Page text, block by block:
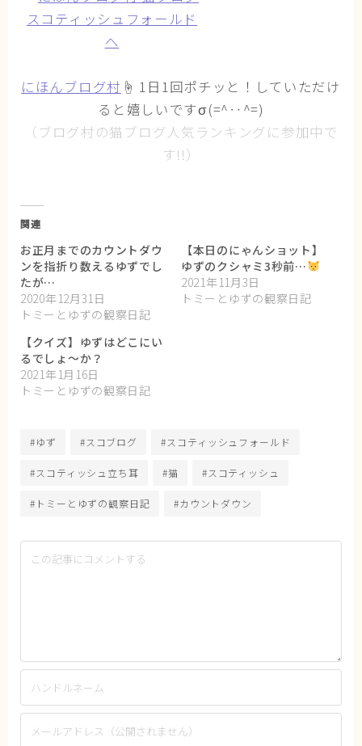
にほんブログ村 ☝ 1日1回ポチッと！していただけ
ると嬉しいですσ(=^‥^=)
（ブログ村の猫ブログ人気ランキングに参加中で
す!!）
関連
お正月までのカウントダウ
ンを指折り数えるゆずでし
たが…
2020年12月31日
トミーとゆずの観察日記
【本日のにゃんショット】
ゆずのクシャミ3秒前…
2021年11月3日
トミーとゆずの観察日記
【クイズ】ゆずはどこにい
るでしょ～か？
2021年1月16日
トミーとゆずの観察日記
#ゆず #スコブログ #スコティッシュフォールド
#スコティッシュ立ち耳 #猫 #スコティッシュ
#トミーとゆずの観察日記 #カウントダウン